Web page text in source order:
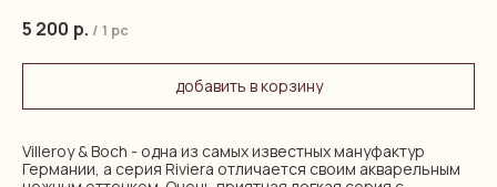
5 200 р. / 1 pc
добавить в корзину
Villeroy & Boch - одна из самых известных мануфактур
Германии, а серия Riviera отличается своим акварельным